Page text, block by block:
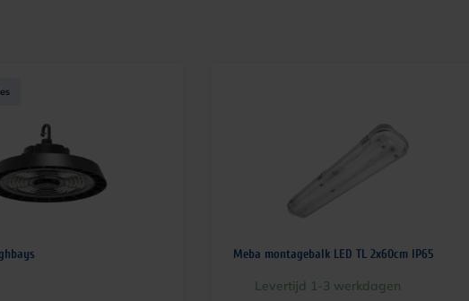
Meba montagebalk LED TL 2x60cm IP65
Levertijd 1-3 werkdagen